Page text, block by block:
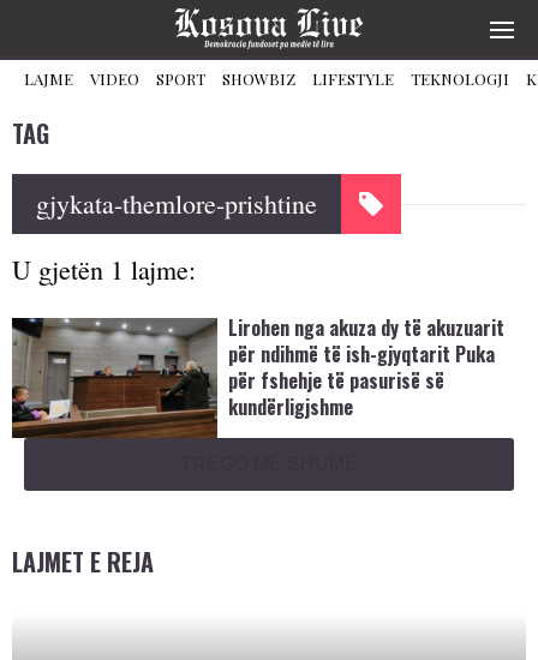
LAJME VIDEO SPORT SHOWBIZ LIFESTYLE TEKNOLOGJI
TAG
gjykata-themlore-prishtine
U gjetën 1 lajme:
Lirohen nga akuza dy të akuzuarit
për ndihmë të ish-gjyqtarit Puka
për fshehje të pasurisë së
kundërligjshme
LAJMET E REJA